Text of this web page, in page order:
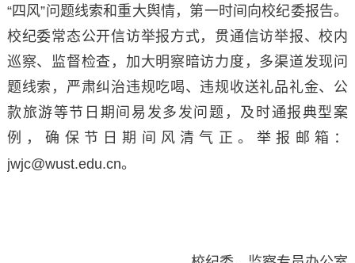
“四风”问题线索和重大舆情，第一时间向校纪委报告。
校纪委常态公开信访举报方式，贯通信访举报、校内
巡察、监督检查，加大明察暗访力度，多渠道发现问
题线索，严肃纠治违规吃喝、违规收送礼品礼金、公
款旅游等节日期间易发多发问题，及时通报典型案
例，确保节日期间风清气正。举报邮箱：
jwjc@wust.edu.cn。